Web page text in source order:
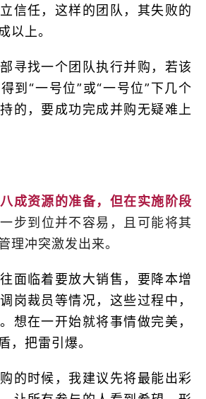
信任，这样的团队，其失败的
以上。
寻找一个团队执行并购，若该
到“一号位”或“一号位”下几个
的，要成功完成并购无疑难上
成资源的准备，但在实施阶段
步到位并不容易，且可能将其
理冲突激发出来。
面临着要放大销售，要降本增
岗裁员等情况，这些过程中，
想在一开始就将事情做完美，
，把雷引爆。
的时候，我建议先将最能出彩